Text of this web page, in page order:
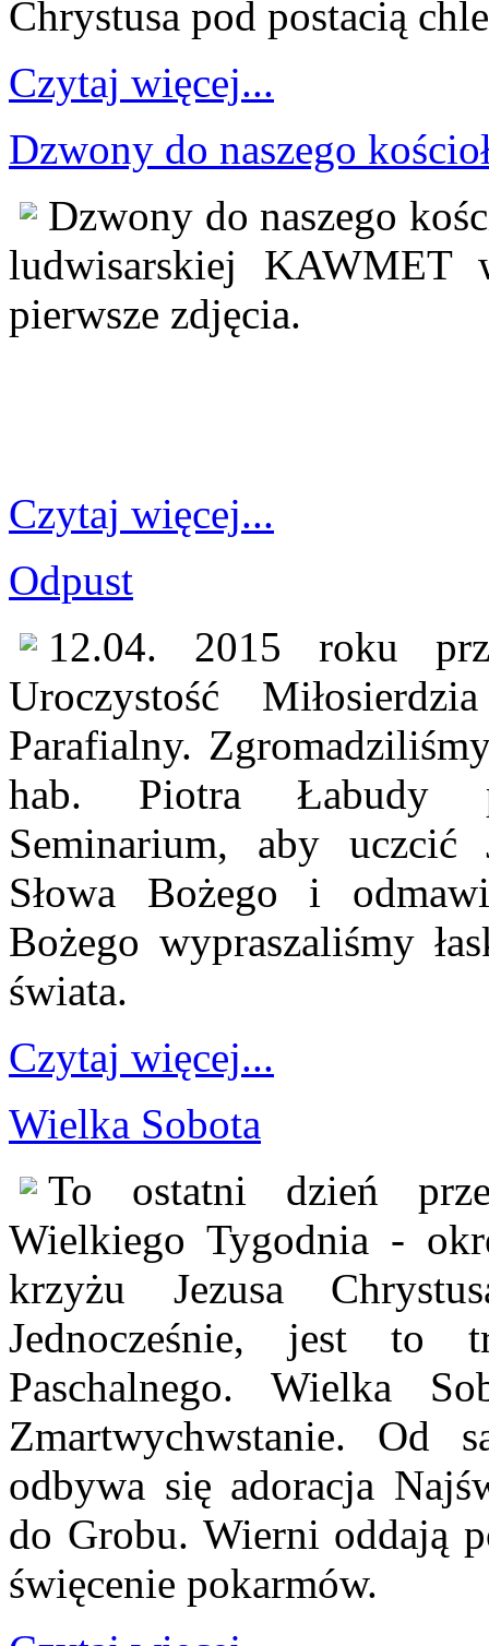
Chrystusa pod postacią
Czytaj więcej...
Dzwony do naszego
Dzwony do naszego
ludwisarskiej KAWMET
pierwsze zdjęcia.
Czytaj więcej...
Odpust
12.04. 2015 roku
Uroczystość
Parafialny.
hab. Piotra Łabudy
Seminarium, aby uczcić
Słowa Bożego i
Bożego wypraszaliśmy
świata.
Czytaj więcej...
Wielka Sobota
To ostatni dzień
Wielkiego Tygodnia -
krzyżu Jezusa
Jednocześnie, jest to
Paschalnego. Wielka
Zmartwychwstanie. Od
odbywa się adoracja
do Grobu. Wierni oddają
święcenie pokarmów.